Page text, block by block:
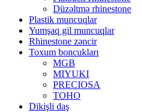
Düzəltmə rhinestone
Plastik muncuqlar
Yumşaq gil muncuqlar
Rhinestone zəncir
Toxum boncukları
MGB
MIYUKI
PRECIOSA
TOHO
Dikişli daş